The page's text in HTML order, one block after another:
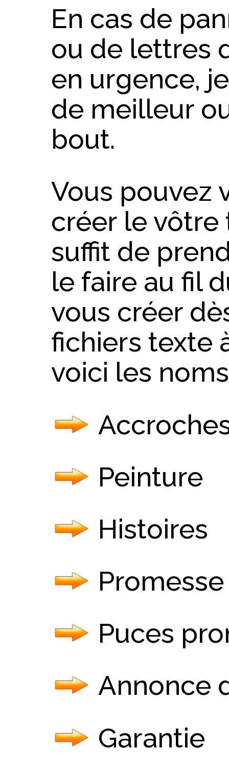
En cas de
ou de lettres
en urgence,
de meilleur
bout.
Vous pouvez
créer le vôtre
suffit de
le faire au fil
vous créer
fichiers texte
voici les
Peinture
Histoires
Promesse
Puces
Annonce
Garantie